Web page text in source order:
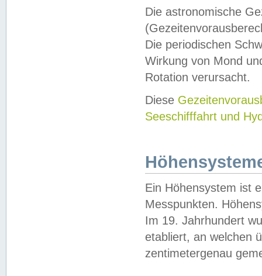
Die astronomische
Die periodischen
Wirkung von Mond
Rotation verursacht.
Diese
Seeschifffahrt und
Ein Höhensystem ist
Messpunkten.
Im 19. Jahrhundert
etabliert, an welchen
zentimetergenau